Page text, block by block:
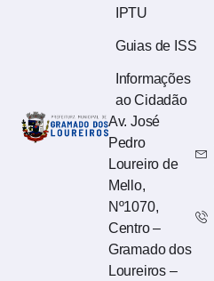
Av. José
Pedro
Loureiro de
Mello,
Nº1070,
Centro –
Gramado dos
Loureiros –
IPTU
Guias de ISS
Informações
ao Cidadão